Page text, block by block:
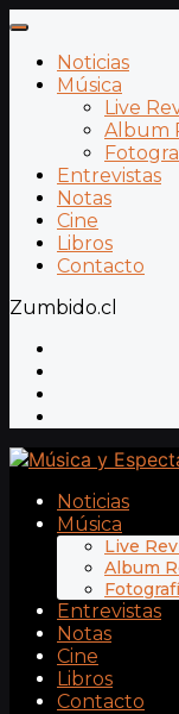
Noticias
Música
Live
Album
Entrevistas
Notas
Cine
Libros
Contacto
Zumbido.cl
Noticias
Música
Live
Album
Entrevistas
Notas
Cine
Libros
Contacto